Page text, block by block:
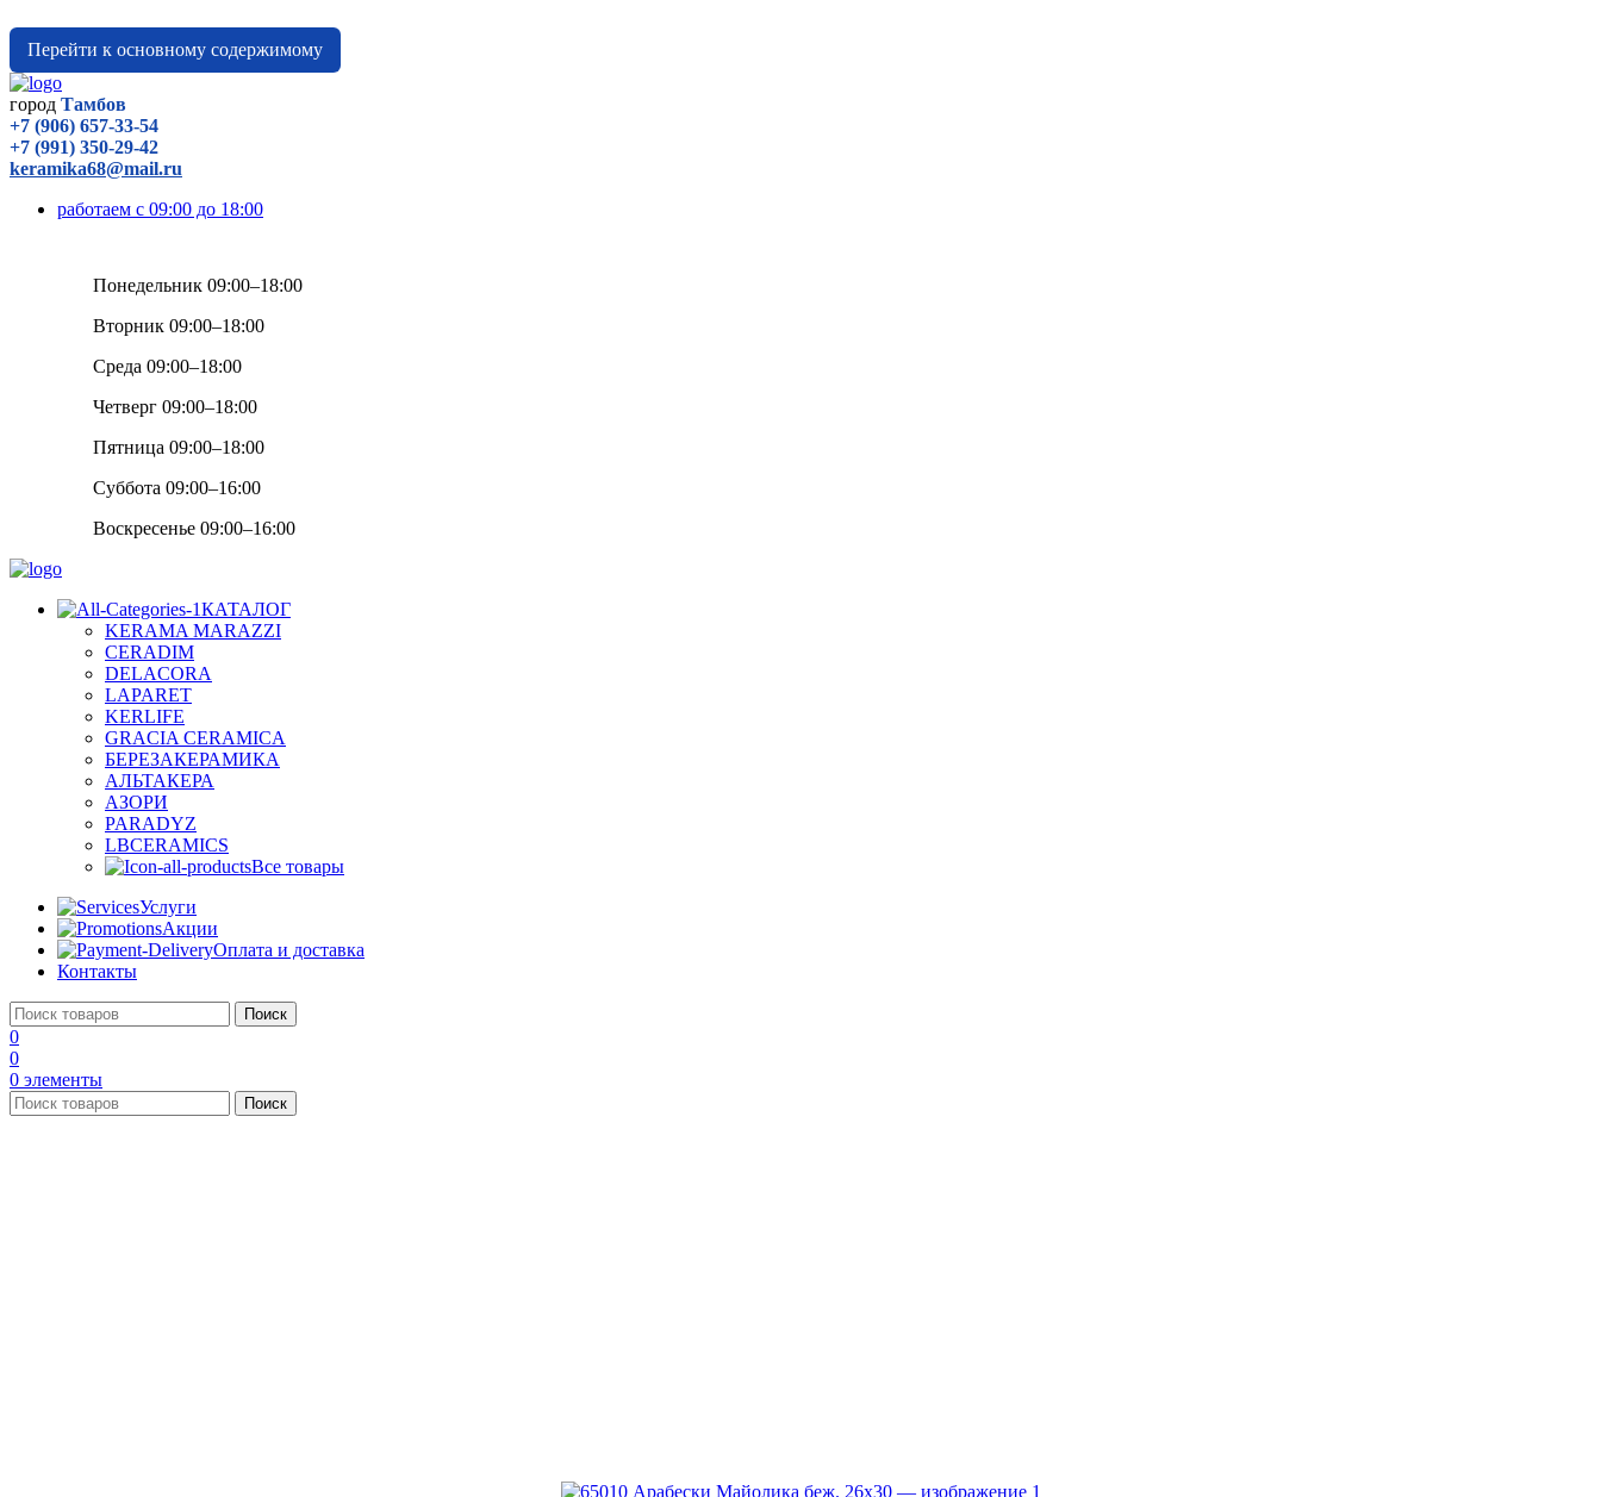
Перейти к основному содержимому
город Тамбов
+7 (906) 657-33-54
+7 (991) 350-29-42
keramika68@mail.ru
работаем с 09:00 до 18:00
Понедельник 09:00–18:00
Вторник 09:00–18:00
Среда 09:00–18:00
Четверг 09:00–18:00
Пятница 09:00–18:00
Суббота 09:00–16:00
Воскресенье 09:00–16:00
КАТАЛОГ
KERAMA MARAZZI
CERADIM
DELACORA
LAPARET
KERLIFE
GRACIA CERAMICA
БЕРЕЗАКЕРАМИКА
АЛЬТАКЕРА
АЗОРИ
PARADYZ
LBCERAMICS
Все товары
Услуги
Акции
Оплата и доставка
Контакты
Поиск
0
0
0 элементы
Поиск